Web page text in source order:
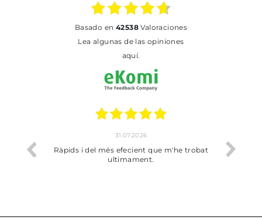
basado en 42538Valoraciones
Lea algunas de las opiniones
aquí.
i del més efecient que m'he trobat
Bien pero soy de
dejado recoger